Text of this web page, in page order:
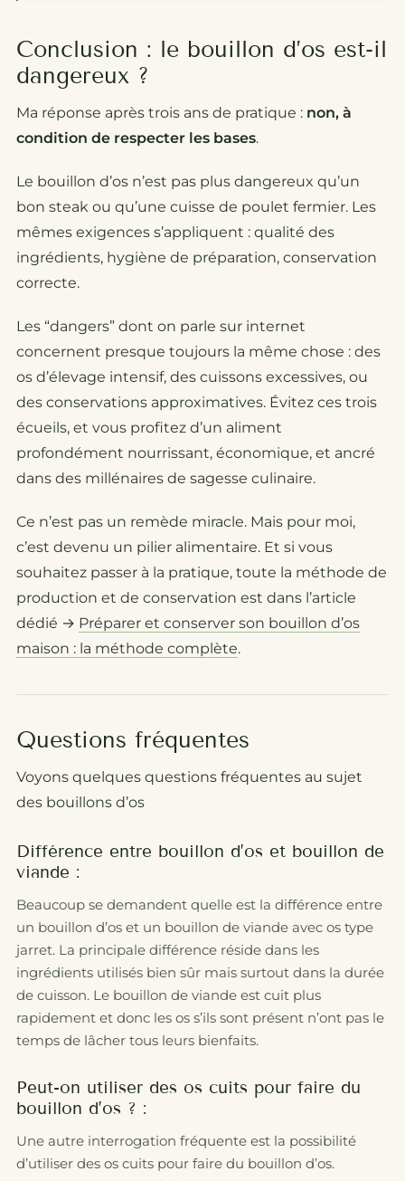
Conclusion : le bouillon d’os est-il
dangereux ?
Ma réponse après trois ans de pratique : non, à
condition de respecter les bases.
Le bouillon d’os n’est pas plus dangereux qu’un
bon steak ou qu’une cuisse de poulet fermier. Les
mêmes exigences s’appliquent : qualité des
ingrédients, hygiène de préparation, conservation
correcte.
Les “dangers” dont on parle sur internet
concernent presque toujours la même chose : des
os d’élevage intensif, des cuissons excessives, ou
des conservations approximatives. Évitez ces trois
écueils, et vous profitez d’un aliment
profondément nourrissant, économique, et ancré
dans des millénaires de sagesse culinaire.
Ce n’est pas un remède miracle. Mais pour moi,
c’est devenu un pilier alimentaire. Et si vous
souhaitez passer à la pratique, toute la méthode de
production et de conservation est dans l’article
dédié → Préparer et conserver son bouillon d’os
maison : la méthode complète.
Questions fréquentes
Voyons quelques questions fréquentes au sujet
des bouillons d’os
Différence entre bouillon d’os et bouillon de
viande :
Beaucoup se demandent quelle est la différence entre
un bouillon d’os et un bouillon de viande avec os type
jarret. La principale différence réside dans les
ingrédients utilisés bien sûr mais surtout dans la durée
de cuisson. Le bouillon de viande est cuit plus
rapidement et donc les os s’ils sont présent n’ont pas le
temps de lâcher tous leurs bienfaits.
Peut-on utiliser des os cuits pour faire du
bouillon d’os ? :
Une autre interrogation fréquente est la possibilité
d’utiliser des os cuits pour faire du bouillon d’os.